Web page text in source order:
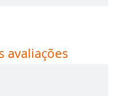
avaliações